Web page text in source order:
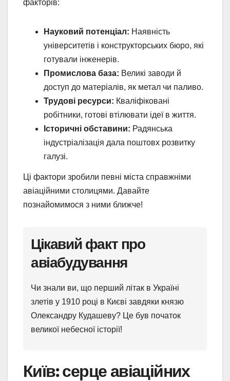
факторів:
Науковий потенціал: Наявність
університетів і конструкторських бюро, які
готували інженерів.
Промислова база: Великі заводи й
доступ до матеріалів, як метал чи паливо.
Трудові ресурси: Кваліфіковані
робітники, готові втілювати ідеї в життя.
Історичні обставини: Радянська
індустріалізація дала поштовх розвитку
галузі.
Ці фактори зробили певні міста справжніми
авіаційними столицями. Давайте
познайомимося з ними ближче!
Цікавий факт про
авіабудування
Чи знали ви, що перший літак в Україні
злетів у 1910 році в Києві завдяки князю
Олександру Кудашеву? Це був початок
великої небесної історії!
Київ: серце авіаційних